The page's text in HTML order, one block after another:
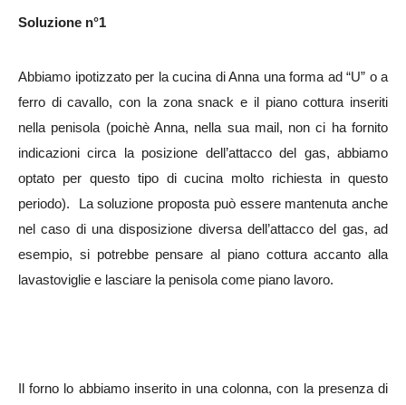
Soluzione n°1
Abbiamo ipotizzato per la cucina di Anna una forma ad “U” o a
ferro di cavallo, con la zona snack e il piano cottura inseriti
nella penisola (poichè Anna, nella sua mail, non ci ha fornito
indicazioni circa la posizione dell’attacco del gas, abbiamo
optato per questo tipo di cucina molto richiesta in questo
periodo). La soluzione proposta può essere mantenuta anche
nel caso di una disposizione diversa dell’attacco del gas, ad
esempio, si potrebbe pensare al piano cottura accanto alla
lavastoviglie e lasciare la penisola come piano lavoro.
Il forno lo abbiamo inserito in una colonna, con la presenza di